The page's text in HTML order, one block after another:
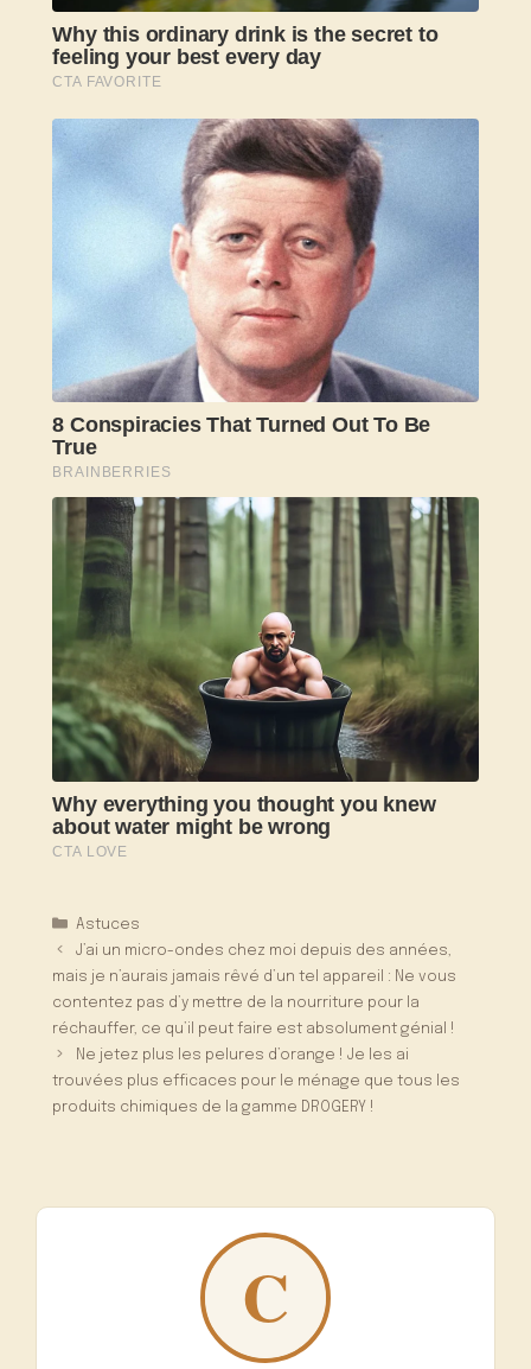
Catégories
Astuces
J’ai un micro-ondes chez moi depuis des années,
mais je n’aurais jamais rêvé d’un tel appareil : Ne vous
contentez pas d’y mettre de la nourriture pour la
réchauffer, ce qu’il peut faire est absolument génial !
Ne jetez plus les pelures d’orange ! Je les ai
trouvées plus efficaces pour le ménage que tous les
produits chimiques de la gamme DROGERY !